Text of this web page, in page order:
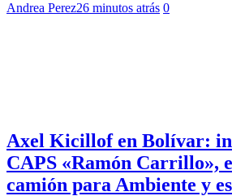
Andrea Perez26 minutos atrás 0
Axel Kicillof en Bolívar:
CAPS «Ramón Carrillo»,
camión para Ambiente y